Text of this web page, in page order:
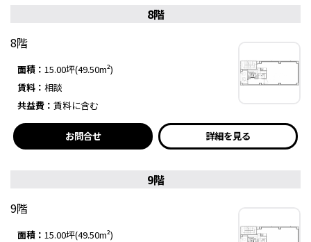
8階
8階
面積： 15.00坪(49.50m²)
賃料： 相談
共益費： 賃料に含む
お問合せ 詳細を見る
9階
9階
面積： 15.00坪(49.50m²)